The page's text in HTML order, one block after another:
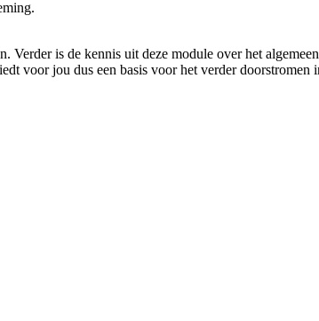
is de kennis uit deze module over het
voor jou dus een basis voor het verder